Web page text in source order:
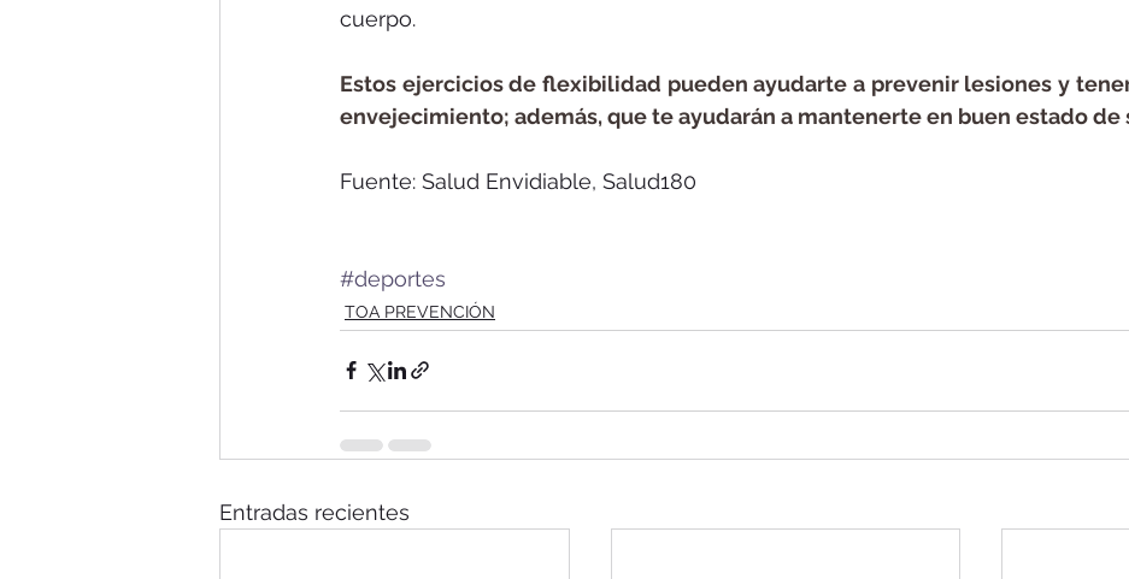
cuerpo.
Estos ejercicios de flexibilidad pueden ayudarte a prevenir lesiones y
envejecimiento; además, que te ayudarán a mantenerte en buen estado de
Fuente: Salud Envidiable, Salud180
#deportes
TOA PREVENCIÓN
Entradas recientes